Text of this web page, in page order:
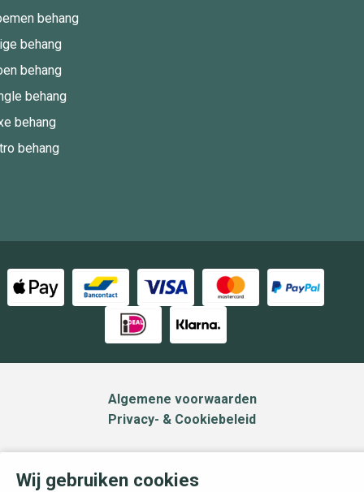
behang
behang
behang
behang
behang
behang
Algemene voorwaarden
Privacy- & Cookiebeleid
Wij gebruiken cookies